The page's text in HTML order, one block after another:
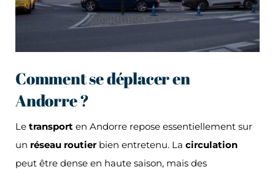
Comment se déplacer en
Andorre ?
Le transport en Andorre repose essentiellement sur
un réseau routierbien entretenu. La circulation
peut être dense en haute saison, mais des